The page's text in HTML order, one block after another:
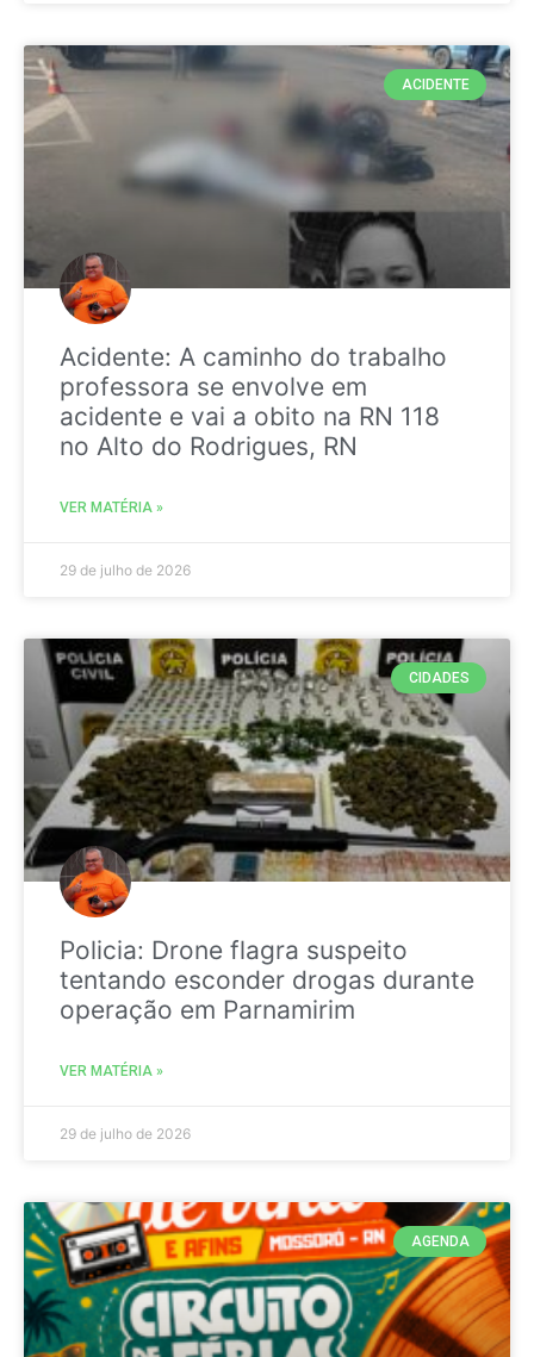
ACIDENTE
Acidente: A caminho do trabalho
professora se envolve em
acidente e vai a obito na RN 118
no Alto do Rodrigues, RN
VER MATÉRIA »
29 de julho de 2026
CIDADES
Policia: Drone flagra suspeito
tentando esconder drogas durante
operação em Parnamirim
VER MATÉRIA »
29 de julho de 2026
AGENDA